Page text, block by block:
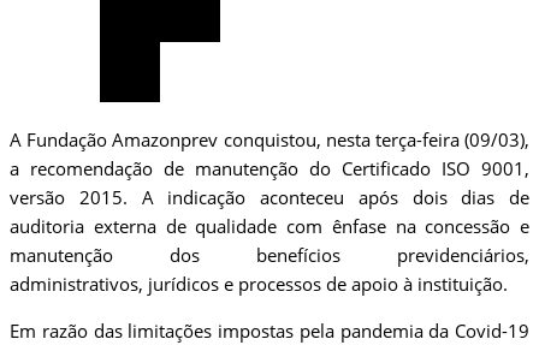
A Fundação Amazonprev conquistou, nesta terça-feira (09/03),
a recomendação de manutenção do Certificado ISO 9001,
versão 2015. A indicação aconteceu após dois dias de
auditoria externa de qualidade com ênfase na concessão e
manutenção dos benefícios previdenciários,
administrativos, jurídicos e processos de apoio à instituição.
Em razão das limitações impostas pela pandemia da Covid-19